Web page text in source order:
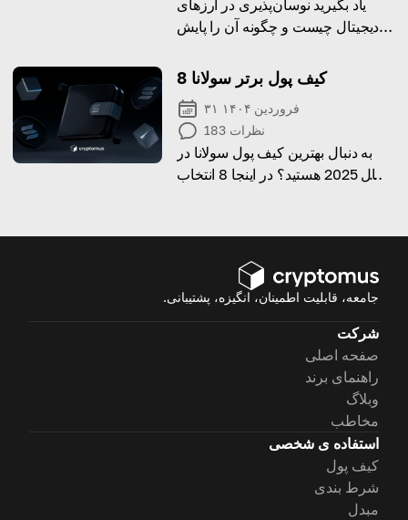
یاد بگیرید نوسان‌پذیری در ارزهای
دیجیتال چیست و چگونه آن را پایش
8 کیف پول برتر سولانا
۳۱ فروردین ۱۴۰۴
183 نظرات
به دنبال بهترین کیف پول سولانا در
سال 2025 هستید؟ در اینجا 8 انتخاب
جامعه، قابلیت اطمینان، انگیزه، پشتیبانی.
شرکت
صفحه اصلی
راهنمای برند
وبلاگ
مخاطب
استفاده ی شخصی
کیف پول
شرط بندی
مبدل